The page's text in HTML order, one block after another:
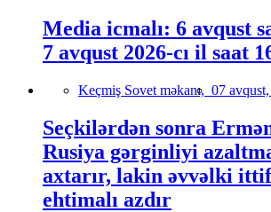
Media icmalı: 6 avqust
7 avqust 2026-cı il saat
Keçmiş Sovet məkanı, 07
Seçkilərdən sonra
Rusiya gərginliyi
axtarır, lakin əvvəlki
ehtimalı azdır